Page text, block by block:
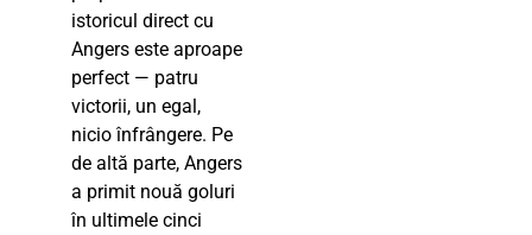
istoricul direct cu
Angers este aproape
perfect — patru
victorii, un egal,
nicio înfrângere. Pe
de altă parte, Angers
a primit nouă goluri
în ultimele cinci